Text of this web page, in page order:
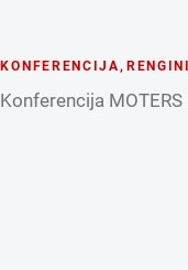
KONFERENCIJA,
Konferencija